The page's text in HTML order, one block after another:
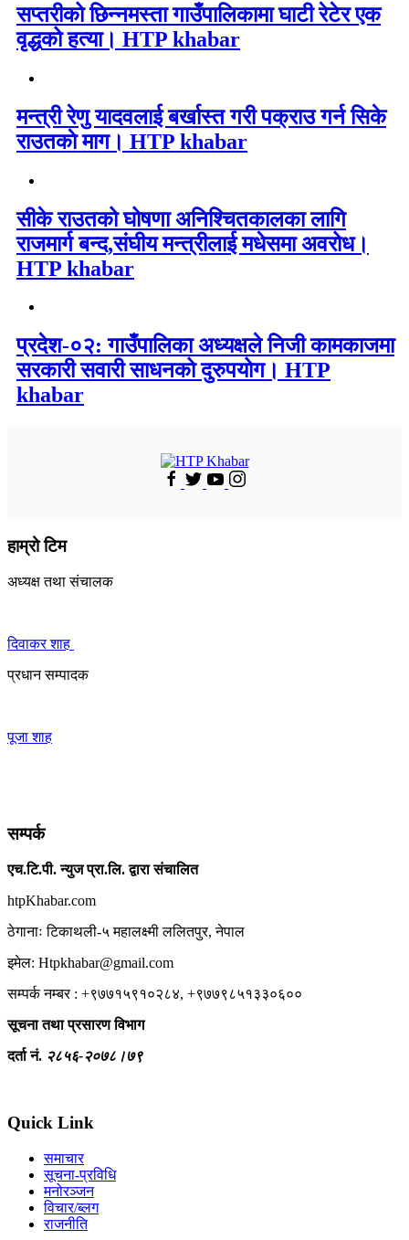
सप्तरीको छिन्नमस्ता गाउँपालिकामा घाटी रेटेर एक
वृद्धको हत्या। HTP khabar
मन्त्री रेणु यादवलाई बर्खास्त गरी पक्राउ गर्न सिके
राउतकाे माग। HTP khabar
सीके राउतको घोषणा अनिश्चितकालका लागि
राजमार्ग बन्द,संघीय मन्त्रीलाई मधेसमा अवरोध।
HTP khabar
प्रदेश-०२: गाउँपालिका अध्यक्षले निजी कामकाजमा
सरकारी सवारी साधनको दुरुपयोग। HTP
khabar
हाम्रो टिम
अध्यक्ष तथा संचालक
दिवाकर शाह
प्रधान सम्पादक
पूजा शाह
सम्पर्क
एच.टि.पी. न्युज प्रा.लि. द्वारा संचालित
htpKhabar.com
ठेगानाः टिकाथली-५ महालक्ष्मी ललितपुर, नेपाल
इमेल: Htpkhabar@gmail.com
सम्पर्क नम्बर : +९७७१५९१०२८४, +९७७९८५१३३०६००
सूचना तथा प्रसारण विभाग
दर्ता नं. २८५६-२०७८।७९
Quick Link
समाचार
सूचना-प्रविधि
मनोरञ्जन
विचार/ब्लग
राजनीति